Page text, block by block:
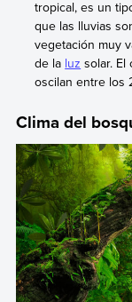
tropical, es un
que las lluvias
vegetación muy
de la luz solar.
oscilan entre los
Clima del